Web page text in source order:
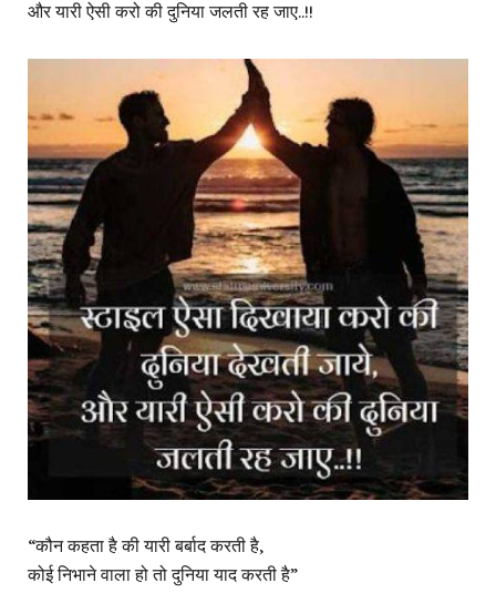
और यारी ऐसी करो की दुनिया जलती रह जाए..!!
“कौन कहता है की यारी बर्बाद करती है,
कोई निभाने वाला हो तो दुनिया याद करती है”